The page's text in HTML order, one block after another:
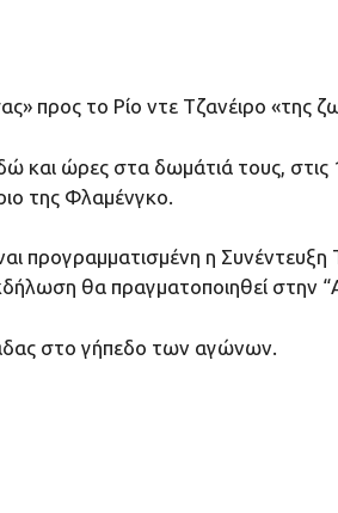
προς το Ρίο ντε Τζανέιρο «της
και ώρες στα δωμάτιά τους,
της Φλαμένγκο.
προγραμματισμένη η
θα πραγματοποιηθεί στην
στο γήπεδο των αγώνων.